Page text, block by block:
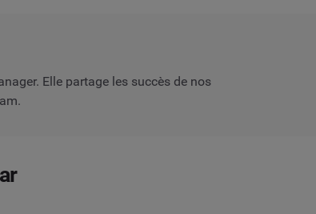
Elle partage les succès de nos